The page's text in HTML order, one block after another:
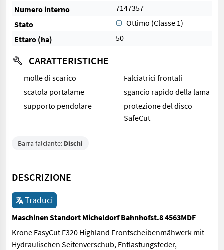
Numero interno
7147357
Stato
Ottimo (Classe 1)
Ettaro (ha)
50
CARATTERISTICHE
molle di scarico
Falciatrici frontali
scatola portalame
sgancio rapido della lama
supporto pendolare
protezione del disco
SafeCut
Barra falciante: Dischi
DESCRIZIONE
Traduci
Maschinen Standort Micheldorf Bahnhofst.8 4563MDF
Krone EasyCut F320 Highland Frontscheibenmähwerk mit
Hydraulischen Seitenverschub, Entlastungsfeder,